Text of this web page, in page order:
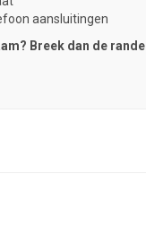
aansluitingen
Breek dan de